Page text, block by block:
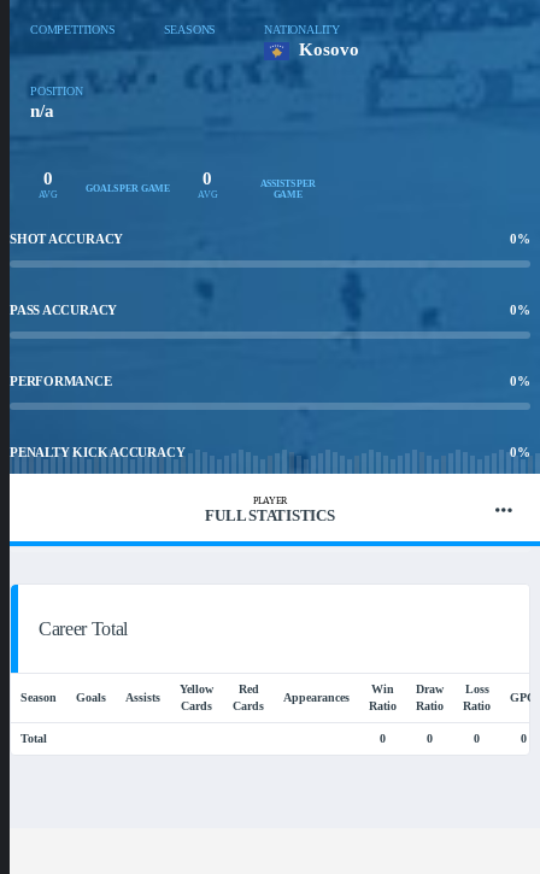
COMPETITIONS SEASONS NATIONALITY
Kosovo
POSITION
n/a
0
AVG GOALS PER GAME
0
AVG
ASSISTS PER
GAME
SHOT ACCURACY 0%
PASS ACCURACY 0%
PERFORMANCE 0%
PENALTY KICK ACCURACY 0%
PLAYER
FULL STATISTICS
Career Total
Season Goals Assists
Yellow
Cards
Red
Cards
Appearances
Win
Ratio
Draw
Ratio
Loss
Ratio
GPG
Total 0 0 0 0